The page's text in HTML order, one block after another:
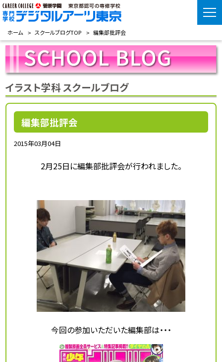
ホーム スクールブログTOP 編集部批評会
イラスト学科 スクールブログ
編集部批評会
2015年03月04日
2月25日に編集部批評会が行われました。
今回の参加いただいた編集部は・・・